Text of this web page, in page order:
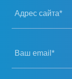
Адрес сайта*
Ваш email*